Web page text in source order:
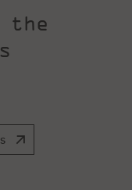
the